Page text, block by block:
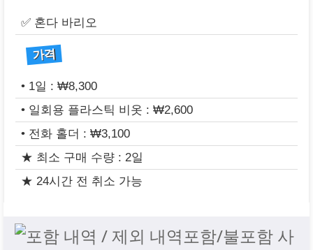
✅ 혼다 바리오
가격
• 1일 : ₩8,300
• 일회용 플라스틱 비옷 : ₩2,600
• 전화 홀더 : ₩3,100
★ 최소 구매 수량 : 2일
★ 24시간 전 취소 가능
포함/불포함 사